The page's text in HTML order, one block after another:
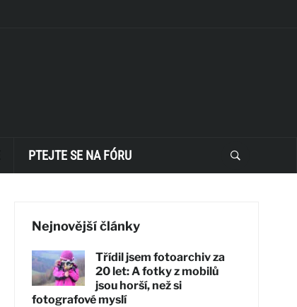
PTEJTE SE NA FÓRU
Nejnovější články
Třídil jsem fotoarchiv za
20 let: A fotky z mobilů
jsou horší, než si
fotografové myslí